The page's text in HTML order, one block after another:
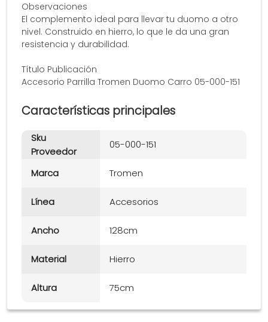
Observaciones
El complemento ideal para llevar tu duomo a otro
nivel. Construido en hierro, lo que le da una gran
resistencia y durabilidad.
Título Publicación
Accesorio Parrilla Tromen Duomo Carro 05-000-151
Características principales
Sku
Proveedor
05-000-151
Marca Tromen
Línea Accesorios
Ancho 128cm
Material Hierro
Altura 75cm